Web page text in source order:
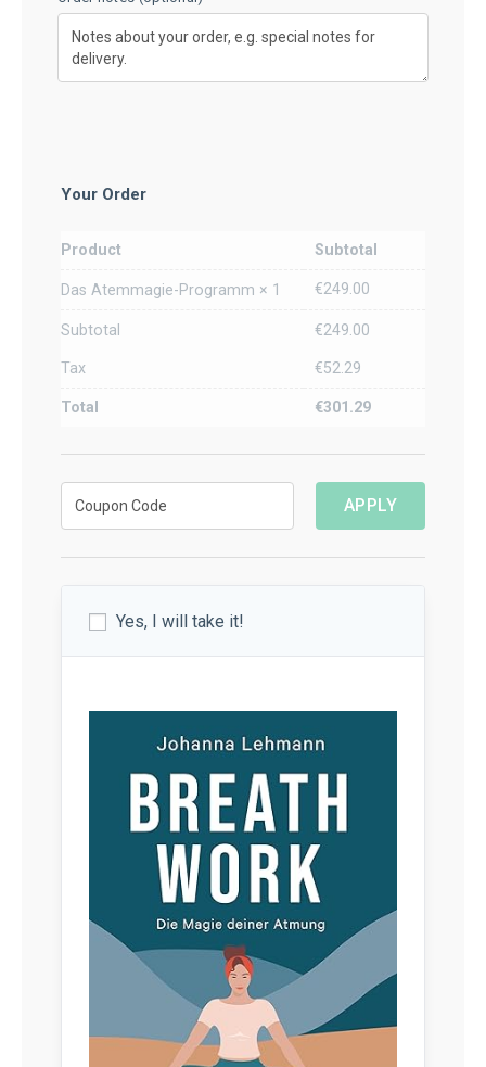
Your Order
Product Subtotal
Das Atemmagie-Programm × 1 €249.00
Subtotal €249.00
Tax €52.29
Total €301.29
APPLY
Yes, I will take it!